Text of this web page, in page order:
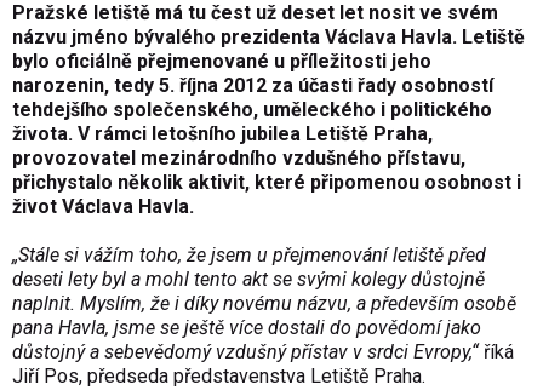
Pražské letiště má tu čest už deset let nosit ve svém
názvu jméno bývalého prezidenta Václava Havla. Letiště
bylo oficiálně přejmenované u příležitosti jeho
narozenin, tedy 5. října 2012 za účasti řady osobností
tehdejšího společenského, uměleckého i politického
života. V rámci letošního jubilea Letiště Praha,
provozovatel mezinárodního vzdušného přístavu,
přichystalo několik aktivit, které připomenou osobnost i
život Václava Havla.
„Stále si vážím toho, že jsem u přejmenování letiště před
deseti lety byl a mohl tento akt se svými kolegy důstojně
naplnit. Myslím, že i díky novému názvu, a především osobě
pana Havla, jsme se ještě více dostali do povědomí jako
důstojný a sebevědomý vzdušný přístav v srdci Evropy,“říká
Jiří Pos, předseda představenstva Letiště Praha.